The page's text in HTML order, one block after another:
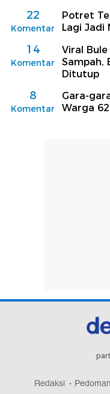
22
Komentar
Potret
Lagi Jadi
14
Komentar
Viral
Sampah,
Ditutup
8
Komentar
Gara-
Warga
Redaksi